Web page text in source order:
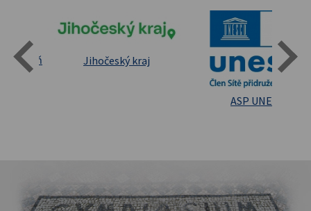
Státní oblastní archív Třeboň Jihočeský kraj